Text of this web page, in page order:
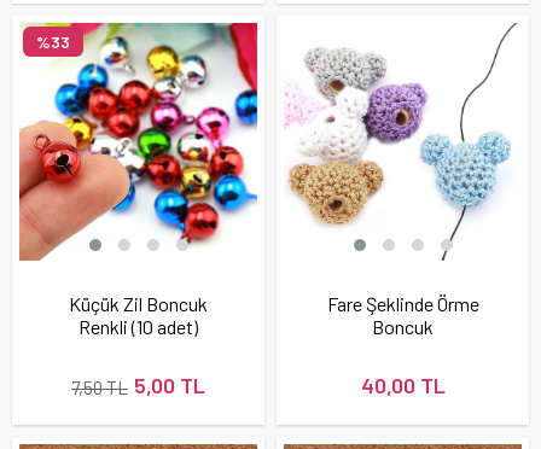
Küçük Zil Boncuk
Renkli (10 adet)
5,00 TL
7,50 TL
%33
Fare Şeklinde Örme
Boncuk
40,00 TL